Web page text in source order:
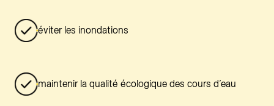
éviter les inondations
maintenir la qualité écologique des cours d’eau